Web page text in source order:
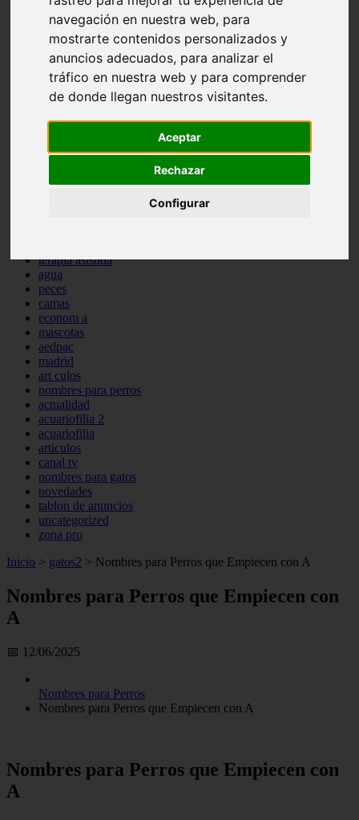
navegación en nuestra web, para
mostrarte contenidos personalizados y
anuncios adecuados, para analizar el
tráfico en nuestra web y para comprender
de donde llegan nuestros visitantes.
Aceptar
Rechazar
Configurar
comportamiento
protagonistas
reptiles
abandono
adopci n
ferias
higiene
comercios
viajar
terapia asistida
agua
peces
camas
econom a
mascotas
aedpac
madrid
art culos
nombres para perros
actualidad
acuariofilia 2
acuariofilia
articulos
canal tv
nombres para gatos
novedades
tablon de anuncios
uncategorized
zona pro
Inicio > gatos2 > Nombres para Perros que Empiecen con A
Nombres para Perros que Empiecen con
A
📅 12/06/2025
Nombres para Perros
Nombres para Perros que Empiecen con A
Nombres para Perros que Empiecen con
A